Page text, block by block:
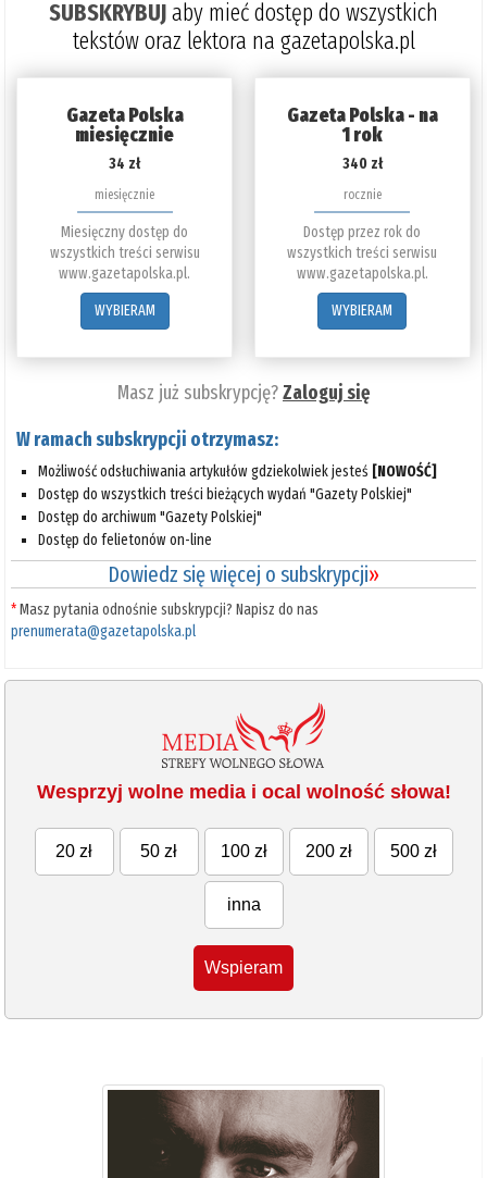
SUBSKRYBUJaby mieć dostęp do wszystkich
tekstów oraz lektora na gazetapolska.pl
Gazeta Polska
miesięcznie
34 zł
miesięcznie
Miesięczny dostęp do
wszystkich treści serwisu
www.gazetapolska.pl.
WYBIERAM
Gazeta Polska - na
1 rok
340 zł
rocznie
Dostęp przez rok do
wszystkich treści serwisu
www.gazetapolska.pl.
WYBIERAM
Masz już subskrypcję?Zaloguj się
W ramach subskrypcji otrzymasz:
Możliwość odsłuchiwania artykułów gdziekolwiek jesteś [NOWOŚĆ]
Dostęp do wszystkich treści bieżących wydań "Gazety Polskiej"
Dostęp do archiwum "Gazety Polskiej"
Dostęp do felietonów on-line
Dowiedz się więcej o subskrypcji»
*Masz pytania odnośnie subskrypcji? Napisz do nas
prenumerata@gazetapolska.pl
Wesprzyj wolne media i ocal wolność słowa!
20 zł 50 zł 100 zł 200 zł 500 zł
inna
Wspieram